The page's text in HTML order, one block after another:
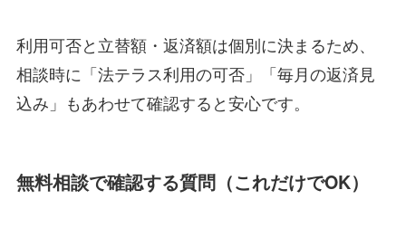
利用可否と立替額・返済額は個別に決まるため、
相談時に「法テラス利用の可否」「毎月の返済見
込み」もあわせて確認すると安心です。
無料相談で確認する質問（これだけでOK）